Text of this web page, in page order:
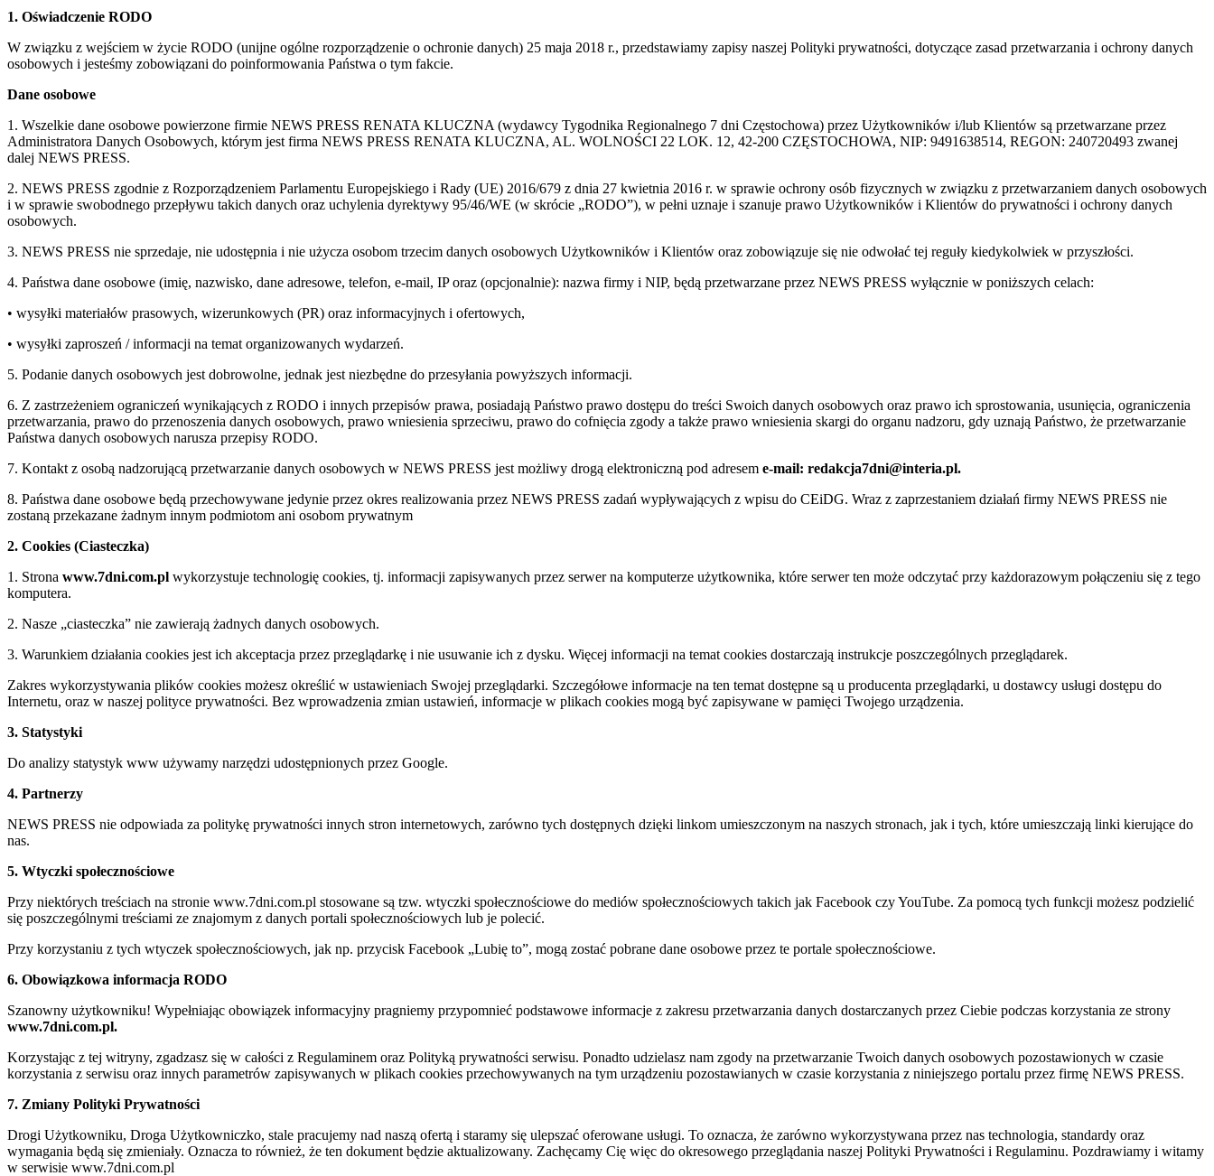
1. Oświadczenie RODO
W związku z wejściem w życie RODO (unijne ogólne rozporządzenie o ochronie danych) 25 maja 2018 r., przedstawiamy zapisy naszej Polityki prywatności, dotyczące zasad przetwarzania i ochrony danych
osobowych i jesteśmy zobowiązani do poinformowania Państwa o tym fakcie.
Dane osobowe
1. Wszelkie dane osobowe powierzone firmie NEWS PRESS RENATA KLUCZNA (wydawcy Tygodnika Regionalnego 7 dni Częstochowa) przez Użytkowników i/lub Klientów są przetwarzane przez
Administratora Danych Osobowych, którym jest firma NEWS PRESS RENATA KLUCZNA, AL. WOLNOŚCI 22 LOK. 12, 42-200 CZĘSTOCHOWA, NIP: 9491638514, REGON: 240720493 zwanej
dalej NEWS PRESS.
2. NEWS PRESS zgodnie z Rozporządzeniem Parlamentu Europejskiego i Rady (UE) 2016/679 z dnia 27 kwietnia 2016 r. w sprawie ochrony osób fizycznych w związku z przetwarzaniem danych osobowych
i w sprawie swobodnego przepływu takich danych oraz uchylenia dyrektywy 95/46/WE (w skrócie „RODO”), w pełni uznaje i szanuje prawo Użytkowników i Klientów do prywatności i ochrony danych
osobowych.
3. NEWS PRESS nie sprzedaje, nie udostępnia i nie użycza osobom trzecim danych osobowych Użytkowników i Klientów oraz zobowiązuje się nie odwołać tej reguły kiedykolwiek w przyszłości.
4. Państwa dane osobowe (imię, nazwisko, dane adresowe, telefon, e-mail, IP oraz (opcjonalnie): nazwa firmy i NIP, będą przetwarzane przez NEWS PRESS wyłącznie w poniższych celach:
• wysyłki materiałów prasowych, wizerunkowych (PR) oraz informacyjnych i ofertowych,
• wysyłki zaproszeń / informacji na temat organizowanych wydarzeń.
5. Podanie danych osobowych jest dobrowolne, jednak jest niezbędne do przesyłania powyższych informacji.
6. Z zastrzeżeniem ograniczeń wynikających z RODO i innych przepisów prawa, posiadają Państwo prawo dostępu do treści Swoich danych osobowych oraz prawo ich sprostowania, usunięcia, ograniczenia
przetwarzania, prawo do przenoszenia danych osobowych, prawo wniesienia sprzeciwu, prawo do cofnięcia zgody a także prawo wniesienia skargi do organu nadzoru, gdy uznają Państwo, że przetwarzanie
Państwa danych osobowych narusza przepisy RODO.
7. Kontakt z osobą nadzorującą przetwarzanie danych osobowych w NEWS PRESS jest możliwy drogą elektroniczną pod adresem e-mail: redakcja7dni@interia.pl.
8. Państwa dane osobowe będą przechowywane jedynie przez okres realizowania przez NEWS PRESS zadań wypływających z wpisu do CEiDG. Wraz z zaprzestaniem działań firmy NEWS PRESS nie
zostaną przekazane żadnym innym podmiotom ani osobom prywatnym
2. Cookies (Ciasteczka)
1. Strona www.7dni.com.pl wykorzystuje technologię cookies, tj. informacji zapisywanych przez serwer na komputerze użytkownika, które serwer ten może odczytać przy każdorazowym połączeniu się z tego
komputera.
2. Nasze „ciasteczka” nie zawierają żadnych danych osobowych.
3. Warunkiem działania cookies jest ich akceptacja przez przeglądarkę i nie usuwanie ich z dysku. Więcej informacji na temat cookies dostarczają instrukcje poszczególnych przeglądarek.
Zakres wykorzystywania plików cookies możesz określić w ustawieniach Swojej przeglądarki. Szczegółowe informacje na ten temat dostępne są u producenta przeglądarki, u dostawcy usługi dostępu do
Internetu, oraz w naszej polityce prywatności. Bez wprowadzenia zmian ustawień, informacje w plikach cookies mogą być zapisywane w pamięci Twojego urządzenia.
3. Statystyki
Do analizy statystyk www używamy narzędzi udostępnionych przez Google.
4. Partnerzy
NEWS PRESS nie odpowiada za politykę prywatności innych stron internetowych, zarówno tych dostępnych dzięki linkom umieszczonym na naszych stronach, jak i tych, które umieszczają linki kierujące do
nas.
5. Wtyczki społecznościowe
Przy niektórych treściach na stronie www.7dni.com.pl stosowane są tzw. wtyczki społecznościowe do mediów społecznościowych takich jak Facebook czy YouTube. Za pomocą tych funkcji możesz podzielić
się poszczególnymi treściami ze znajomym z danych portali społecznościowych lub je polecić.
Przy korzystaniu z tych wtyczek społecznościowych, jak np. przycisk Facebook „Lubię to”, mogą zostać pobrane dane osobowe przez te portale społecznościowe.
6. Obowiązkowa informacja RODO
Szanowny użytkowniku! Wypełniając obowiązek informacyjny pragniemy przypomnieć podstawowe informacje z zakresu przetwarzania danych dostarczanych przez Ciebie podczas korzystania ze strony
www.7dni.com.pl.
Korzystając z tej witryny, zgadzasz się w całości z Regulaminem oraz Polityką prywatności serwisu. Ponadto udzielasz nam zgody na przetwarzanie Twoich danych osobowych pozostawionych w czasie
korzystania z serwisu oraz innych parametrów zapisywanych w plikach cookies przechowywanych na tym urządzeniu pozostawianych w czasie korzystania z niniejszego portalu przez firmę NEWS PRESS.
7. Zmiany Polityki Prywatności
Drogi Użytkowniku, Droga Użytkowniczko, stale pracujemy nad naszą ofertą i staramy się ulepszać oferowane usługi. To oznacza, że zarówno wykorzystywana przez nas technologia, standardy oraz
wymagania będą się zmieniały. Oznacza to również, że ten dokument będzie aktualizowany. Zachęcamy Cię więc do okresowego przeglądania naszej Polityki Prywatności i Regulaminu. Pozdrawiamy i witamy
w serwisie www.7dni.com.pl